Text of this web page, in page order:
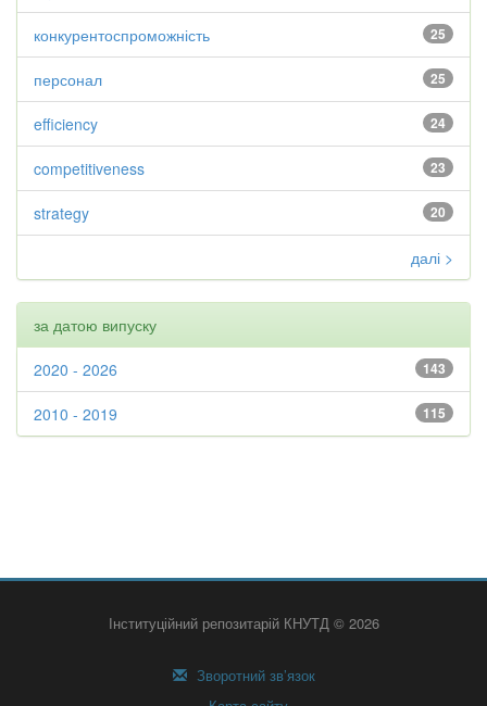
25
конкурентоспроможність
25
персонал
24
efficiency
23
competitiveness
20
strategy
далі >
за датою випуску
143
2020 - 2026
115
2010 - 2019
Інституційний репозитарій КНУТД © 2026
Зворотний зв’язок